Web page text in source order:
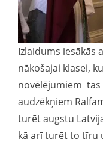
Izlaidums iesākās
nākošajai klasei,
novēlējumiem tas
audzēkņiem
turēt augstu
kā arī turēt to tīru